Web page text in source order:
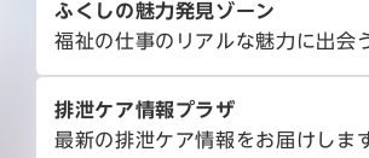
ふくしの魅力発見ゾーン
福祉の仕事のリアルな魅力に出会
排泄ケア情報プラザ
最新の排泄ケア情報をお届けしま